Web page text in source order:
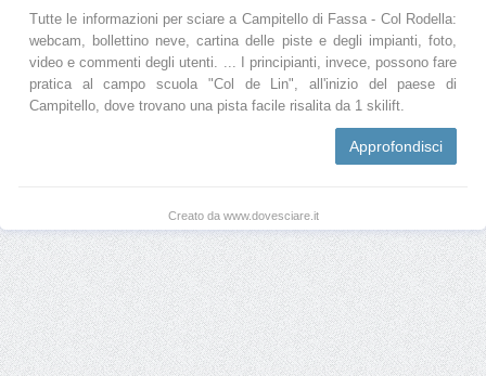
Tutte le informazioni per sciare a Campitello di Fassa - Col Rodella:
webcam, bollettino neve, cartina delle piste e degli impianti, foto,
video e commenti degli utenti. ... I principianti, invece, possono fare
pratica al campo scuola "Col de Lin", all'inizio del paese di
Campitello, dove trovano una pista facile risalita da 1 skilift.
Approfondisci
Creato da www.dovesciare.it